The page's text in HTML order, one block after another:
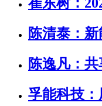
陈清泰：
陈逸凡：
孚能科技